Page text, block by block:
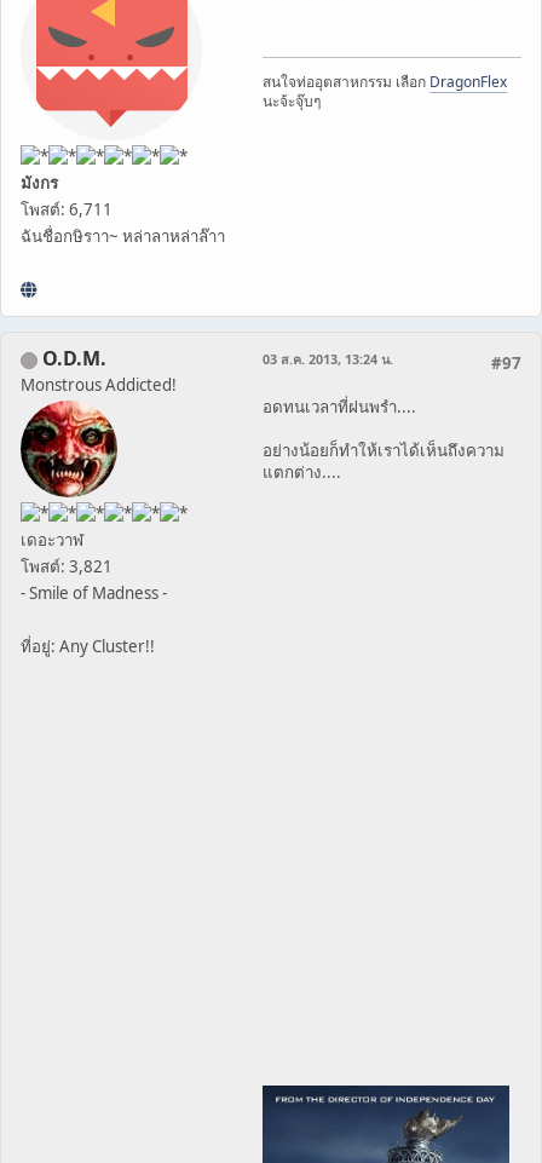
มังกร
โพสต์: 6,711
ฉันชื่อกษิราา~ หล่าลาหล่าล๊าา
สนใจท่ออุตสาหกรรม​ เลือก DragonFlex
นะจ้ะ​จุ๊บๆ​
O.D.M.
Monstrous Addicted!
เดอะวาฬ
โพสต์: 3,821
- Smile of Madness -
ที่อยู่: Any Cluster!!
#97
03 ส.ค. 2013, 13:24 น.
อดทนเวลาที่ฝนพรำ....
อย่างน้อยก็ทำให้เราได้เห็นถึงความ
แตกต่าง....